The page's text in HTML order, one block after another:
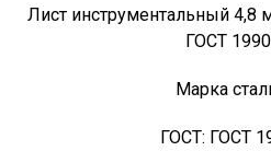
Лист инструментальный 4,8
ГОСТ
Марка
ГОСТ: ГОСТ